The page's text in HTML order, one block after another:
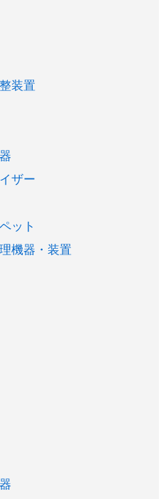
装置
ザー
ット
機器・装置